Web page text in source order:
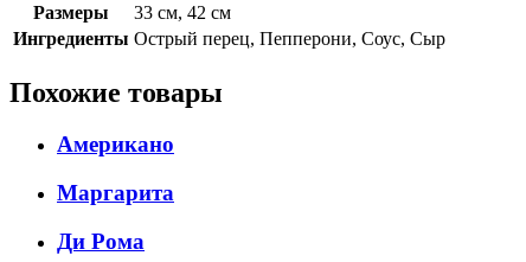
Размеры
33 см, 42 см
Ингредиенты Острый перец, Пепперони, Соус, Сыр
Похожие товары
Американо
Маргарита
Ди Рома